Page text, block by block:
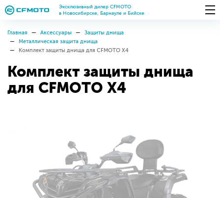
Эксклюзивный дилер CFMOTO
в Новосибирске, Барнауле и Бийске
Главная Аксессуары
Защиты днища
Металлическая защита днища
Комплект защиты днища для CFMOTO X4
Комплект защиты днища
для CFMOTO X4